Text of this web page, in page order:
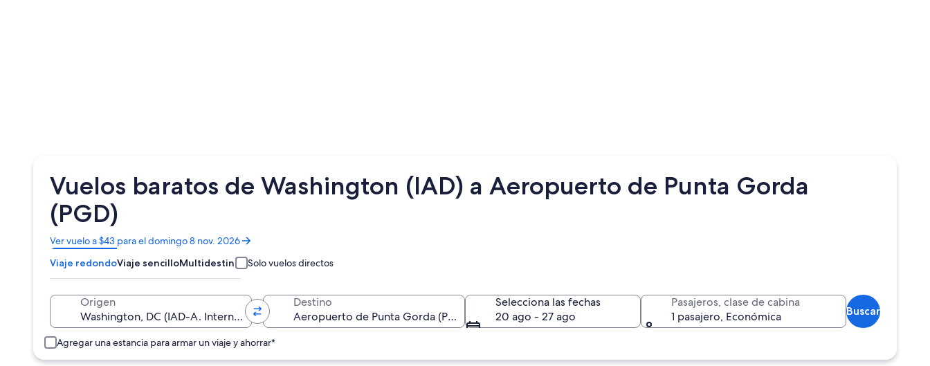
Vuelos baratos de Washington (IAD) a Aeropuerto de Punta Gorda
(PGD)
Ver vuelo a $43 para el domingo 8 nov. 2026
Se
abrirá
en
una
ventana
Viaje redondoViaje sencilloMultidestino Solo vuelos directos
Origen Destino
Selecciona las fechas
20 ago - 27 ago
Pasajeros, clase de cabina
1 pasajero, Económica
Buscar
Agregar una estancia para armar un viaje y ahorrar*